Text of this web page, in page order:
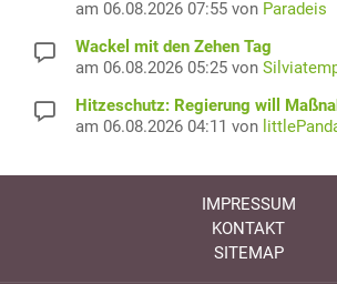
am 06.08.2026 07:55 von Paradeis
Wackel mit den Zehen Tag
am 06.08.2026 05:25 von
Hitzeschutz: Regierung will
am 06.08.2026 04:11 von
IMPRESSUM
KONTAKT
SITEMAP